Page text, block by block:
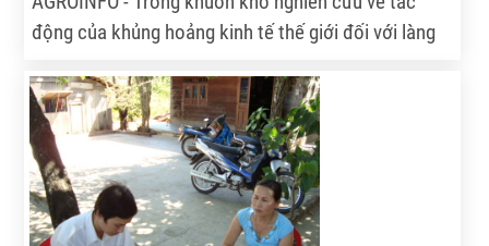
động của khủng hoảng kinh tế thế giới đối với làng
hiện quá trình thực địa nghiên cứu tại Bát Tràng...